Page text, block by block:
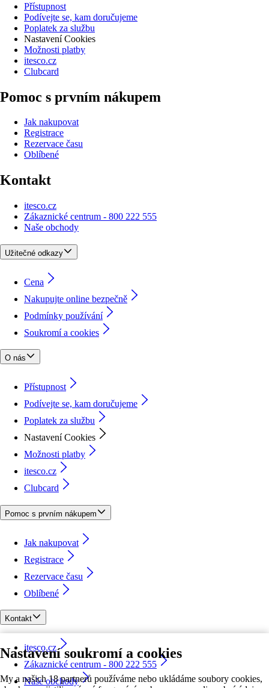
Nastavení soukromí a cookies
My a našich 18 partnerů používáme nebo ukládáme soubory cookies,
Přístupnost
Podívejte se, kam doručujeme
Poplatek za službu
Nastavení Cookies
Možnosti platby
itesco.cz
Clubcard
Pomoc s prvním nákupem
Jak nakupovat
Registrace
Rezervace času
Oblíbené
Kontakt
itesco.cz
Zákaznické centrum - 800 222 555
Naše obchody
Užitečné odkazy
Cena
Nakupujte online bezpečně
Podmínky používání
Soukromí a cookies
O nás
Přístupnost
Podívejte se, kam doručujeme
Poplatek za službu
Nastavení Cookies
Možnosti platby
itesco.cz
Clubcard
Pomoc s prvním nákupem
Jak nakupovat
Registrace
Rezervace času
Oblíbené
Kontakt
itesco.cz
Zákaznické centrum - 800 222 555
Naše obchody